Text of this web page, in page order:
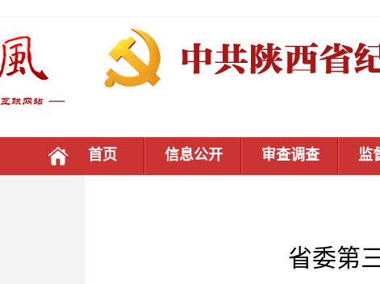
首页 信息公开 审查调查 监
省委第